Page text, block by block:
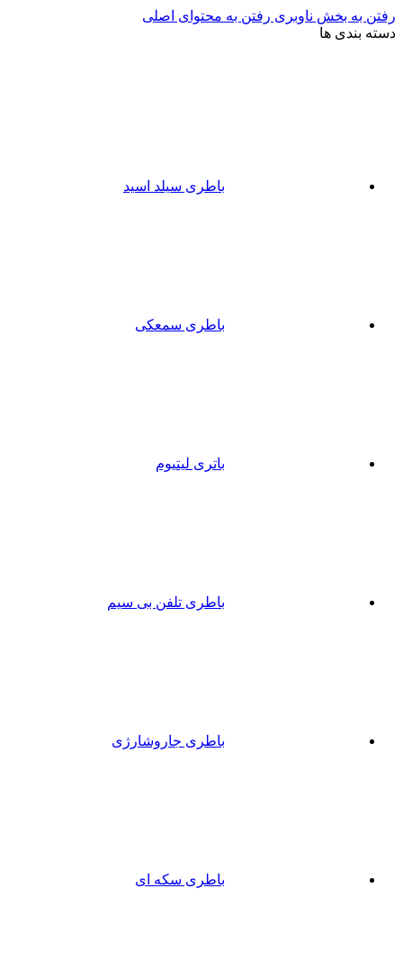
رفتن به بخش ناوبری رفتن به محتوای اصلی
دسته بندی ها
باطری سیلد اسید
باطری سمعکی
باتری لیتیوم
باطری تلفن بی سیم
باطری جاروشارژی
باطری سکه ای